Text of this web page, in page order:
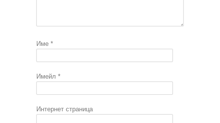
Име *
Имейл *
Интернет страница